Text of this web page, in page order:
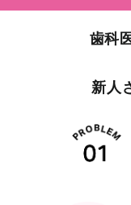
歯科
新人